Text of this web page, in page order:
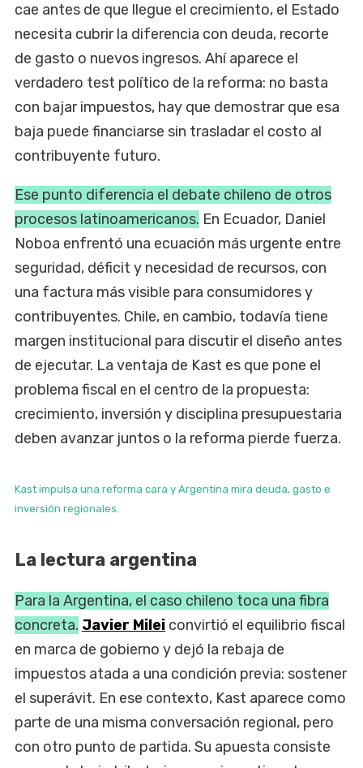
cae antes de que llegue el crecimiento, el Estado
necesita cubrir la diferencia con deuda, recorte
de gasto o nuevos ingresos. Ahí aparece el
verdadero test político de la reforma: no basta
con bajar impuestos, hay que demostrar que esa
baja puede financiarse sin trasladar el costo al
contribuyente futuro.
Ese punto diferencia el debate chileno de otros
procesos latinoamericanos. En Ecuador, Daniel
Noboa enfrentó una ecuación más urgente entre
seguridad, déficit y necesidad de recursos, con
una factura más visible para consumidores y
contribuyentes. Chile, en cambio, todavía tiene
margen institucional para discutir el diseño antes
de ejecutar. La ventaja de Kast es que pone el
problema fiscal en el centro de la propuesta:
crecimiento, inversión y disciplina presupuestaria
deben avanzar juntos o la reforma pierde fuerza.
Kast impulsa una reforma cara y Argentina mira deuda, gasto e
inversión regionales.
La lectura argentina
Para la Argentina, el caso chileno toca una fibra
concreta. Javier Milei convirtió el equilibrio fiscal
en marca de gobierno y dejó la rebaja de
impuestos atada a una condición previa: sostener
el superávit. En ese contexto, Kast aparece como
parte de una misma conversación regional, pero
con otro punto de partida. Su apuesta consiste